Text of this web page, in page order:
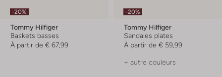
-20%
Tommy Hilfiger
Baskets basses
À partir de € 67,99
-20%
Tommy Hilfiger
Sandales plates
À partir de € 59,99
+ autre couleurs